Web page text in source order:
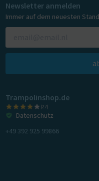
Newsletter anmelden
Immer auf dem neuesten
Trampolinshop.de
(27)
Datenschutz
+49 392 925 99866